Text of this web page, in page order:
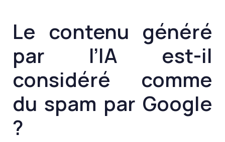
Le contenu généré
par l’IA est-il
considéré comme
du spam par Google
?